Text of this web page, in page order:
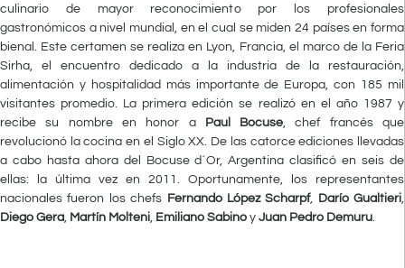
culinario de mayor reconocimiento por los profesionales
gastronómicos a nivel mundial, en el cual se miden 24 países en forma
bienal. Este certamen se realiza en Lyon, Francia, el marco de la Feria
Sirha, el encuentro dedicado a la industria de la restauración,
alimentación y hospitalidad más importante de Europa, con 185 mil
visitantes promedio. La primera edición se realizó en el año 1987 y
recibe su nombre en honor a Paul Bocuse , chef francés que
revolucionó la cocina en el Siglo XX. De las catorce ediciones llevadas
a cabo hasta ahora del Bocuse d´Or, Argentina clasificó en seis de
ellas: la última vez en 2011. Oportunamente, los representantes
nacionales fueron los chefs Fernando López Scharpf, Darío Gualtieri
Diego Gera Martín Molteni Emiliano Sabino y Juan Pedro Demuru